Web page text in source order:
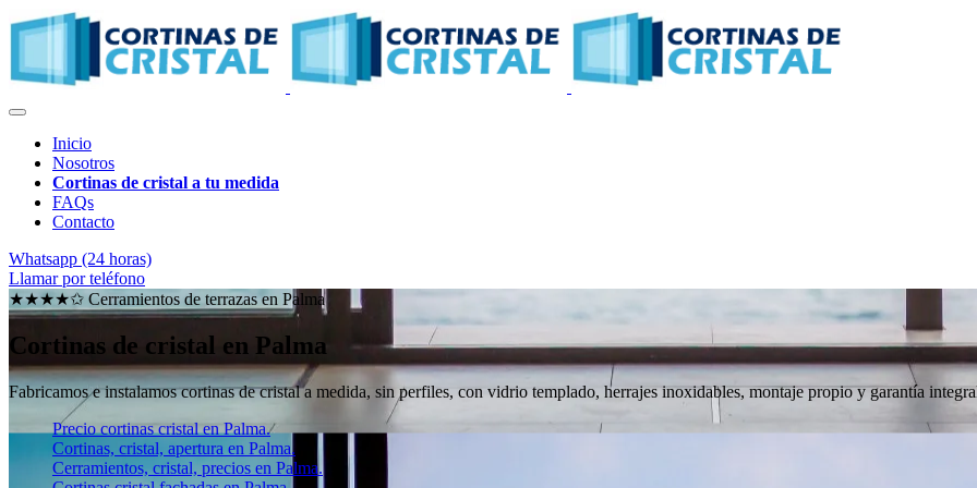
Inicio
Nosotros
Cortinas de cristal a tu medida
FAQs
Contacto
Whatsapp (24 horas)
Llamar por teléfono
★★★★✩ Cerramientos de terrazas en Palma
Cortinas de cristal en Palma
Fabricamos e instalamos cortinas de cristal a medida, sin perfiles, con vidrio templado, herrajes inoxidables, montaje propio y garantía
Precio cortinas cristal en Palma.
Cortinas, cristal, apertura en Palma.
Cerramientos, cristal, precios en Palma.